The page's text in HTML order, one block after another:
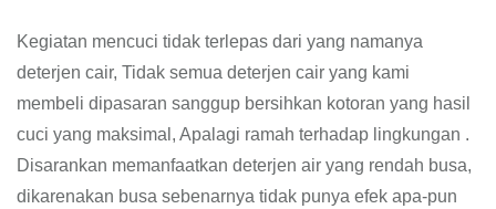
Kegiatan mencuci tidak terlepas dari yang namanya
deterjen cair, Tidak semua deterjen cair yang kami
membeli dipasaran sanggup bersihkan kotoran yang hasil
cuci yang maksimal, Apalagi ramah terhadap lingkungan .
Disarankan memanfaatkan deterjen air yang rendah busa,
dikarenakan busa sebenarnya tidak punya efek apa-pun